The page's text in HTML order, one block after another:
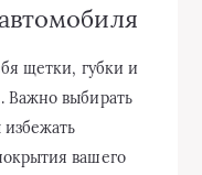
щетки, губки и
Важно выбирать
вашего